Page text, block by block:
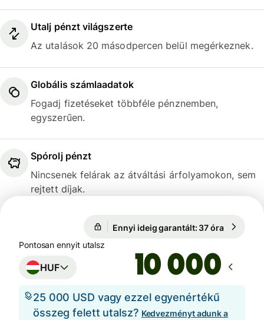
Utalj pénzt világszerte
Az utalások 20 másodpercen belül megérkeznek.
Globális számlaadatok
Fogadj fizetéseket többféle pénznemben,
egyszerűen.
Spórolj pénzt
Nincsenek felárak az átváltási árfolyamokon, sem
rejtett díjak.
Ennyi ideig garantált: 37 óra
Pontosan ennyit utalsz
HUF
25 000 USD vagy ezzel egyenértékű
összeg felett utalsz? Kedvezményt adunk a